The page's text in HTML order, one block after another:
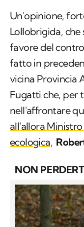
Un'opinione,
Lollobrigida, che
favore del
fatto in
vicina Provincia
Fugatti che, per
nell'affrontare
all'allora
ecologica,
NON